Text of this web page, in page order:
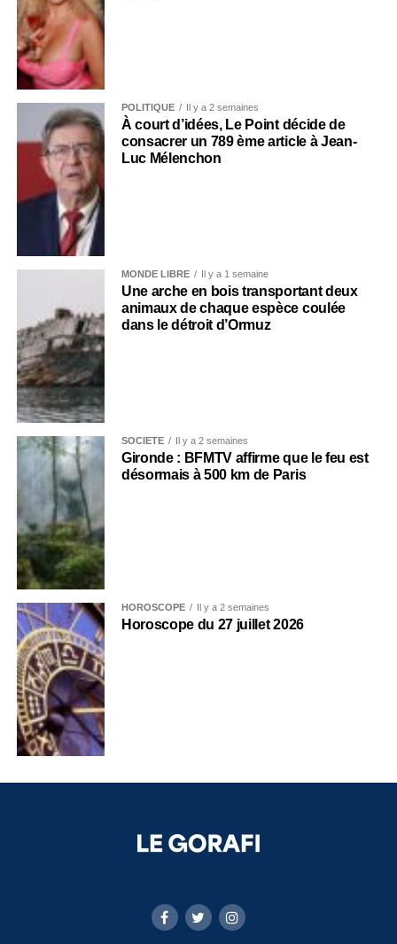
POLITIQUE Il y a 2 semaines
À court d’idées, Le Point décide de
consacrer un 789 ème article à Jean-
Luc Mélenchon
MONDE LIBRE Il y a 1 semaine
Une arche en bois transportant deux
animaux de chaque espèce coulée
dans le détroit d’Ormuz
SOCIÉTÉ Il y a 2 semaines
Gironde : BFMTV affirme que le feu est
désormais à 500 km de Paris
HOROSCOPE Il y a 2 semaines
Horoscope du 27 juillet 2026